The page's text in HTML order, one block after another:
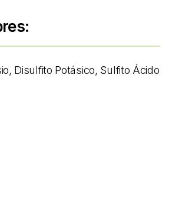
Disulfito Potásico, Sulfito Ácido